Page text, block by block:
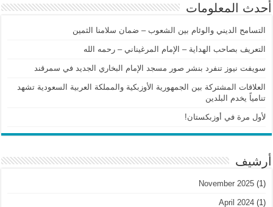
أحدث المعلومات
التسامح الديني والوئام بين الشعوب – ضمان سلامنا الثمين
التعريف بصاحب الهداية – الإمام المرغيناني – رحمه الله
سويفت نيوز تنفرد بنشر صور مسجد الإمام البخاري الجديد في سمرقند
العلاقات المشتركة بين الجمهورية الأوزبكية والمملكة العربية السعودية تشهد
تنامياً يخدم البلدين
لأول مرة في أوزبكستان!
أرشيف
November 2025(1)
April 2024(1)